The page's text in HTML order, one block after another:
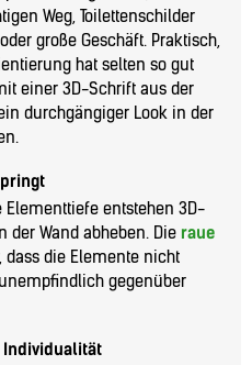
Weg, Toilettenschilder
große Geschäft. Praktisch,
hat selten so gut
einer 3D-Schrift aus der
durchgängiger Look in der
entstehen 3D-
der Wand abheben. Die raue
dass die Elemente nicht
gegenüber
Individualität